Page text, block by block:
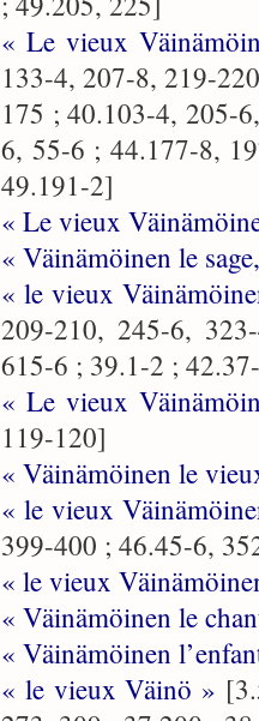
« Le vieux
133-4, 207-8, 219-
175 ; 40.103-4, 205-
6, 55-6 ; 44.177-8,
49.191-2]
« Le vieux
« Väinämöinen le
« le vieux
209-210, 245-6,
615-6 ; 39.1-2 ;
« Le vieux
119-120]
« Väinämöinen le
« le vieux
399-400 ; 46.45-6,
« le vieux
« Väinämöinen le
« Väinämöinen
« le vieux Väinö »